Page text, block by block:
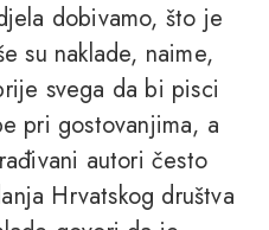
dobivamo, što je
su naklade, naime,
svega da bi pisci
pri gostovanjima, a
autori često
Hrvatskog društva